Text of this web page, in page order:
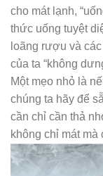
cho mát lạnh,
thức uống tuyệt
loãng rượu và
của ta “không
Một mẹo nhỏ là
chúng ta hãy để
cần chỉ cần thả
không chỉ mát